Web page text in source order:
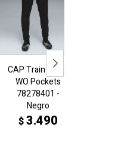
CAP Train Pants
WO Pockets
78278401 -
Negro
$3.490